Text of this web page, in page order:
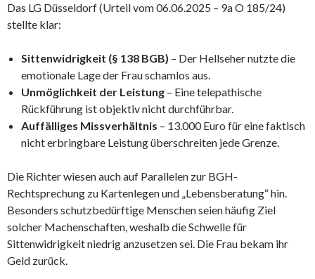
Das LG Düsseldorf (Urteil vom 06.06.2025 – 9a O 185/24)
stellte klar:
Sittenwidrigkeit (§ 138 BGB) – Der Hellseher nutzte die
emotionale Lage der Frau schamlos aus.
Unmöglichkeit der Leistung – Eine telepathische
Rückführung ist objektiv nicht durchführbar.
Auffälliges Missverhältnis – 13.000 Euro für eine faktisch
nicht erbringbare Leistung überschreiten jede Grenze.
Die Richter wiesen auch auf Parallelen zur BGH-
Rechtsprechung zu Kartenlegen und „Lebensberatung“ hin.
Besonders schutzbedürftige Menschen seien häufig Ziel
solcher Machenschaften, weshalb die Schwelle für
Sittenwidrigkeit niedrig anzusetzen sei. Die Frau bekam ihr
Geld zurück.